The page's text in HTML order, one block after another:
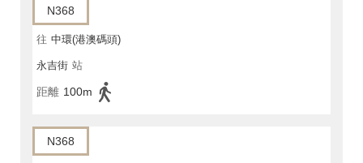
N368
往 中環(港澳碼頭)
永吉街 站
距離 100m
N368